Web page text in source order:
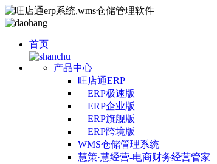
首页
产品中心
旺店通ERP
ERP极速版
ERP企业版
ERP旗舰版
ERP跨境版
WMS仓储管理系统
慧策·慧经营-电商财务经营管家